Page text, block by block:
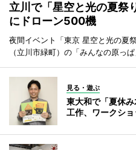
立川で「星空と光の夏
にドローン500機
夜間イベント「東京 星空と光の夏
（立川市緑町）の「みんなの原っぱ
見る・遊ぶ
東大和で「夏休
工作、ワークショ